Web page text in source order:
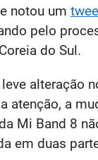
notou um
pelo
do Sul.
alteração
atenção, a
Mi Band 8
em duas